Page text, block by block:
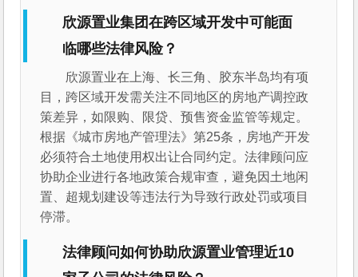
欣源置业集团在跨区域开发中可能面
临哪些法律风险？
欣源置业在上海、长三角、胶东半岛均有项
目，跨区域开发需关注不同地区的房地产调控政
策差异，如限购、限贷、预售资金监管等规定。
根据《城市房地产管理法》第25条，房地产开发
必须符合土地使用权出让合同约定。法律顾问应
协助企业进行各地政策合规审查，避免因土地闲
置、超规划建设等违法行为导致行政处罚或项目
停滞。
法律顾问如何协助欣源置业管理近10